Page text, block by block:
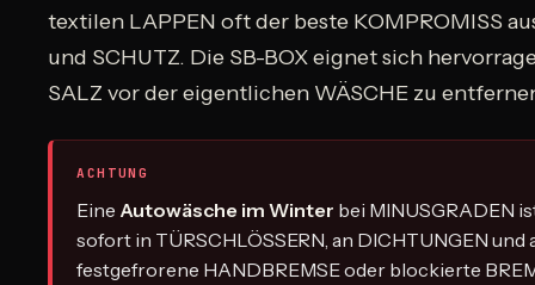
textilen LAPPEN oft der beste KOMPROMISS
und SCHUTZ. Die SB-BOX eignet sich
SALZ vor der eigentlichen WÄSCHE zu
ACHTUNG
Eine Autowäsche im Winter bei MINUSGRADEN
sofort in TÜRSCHLÖSSERN, an DICHTUNGEN und
festgefrorene HANDBREMSE oder blockierte